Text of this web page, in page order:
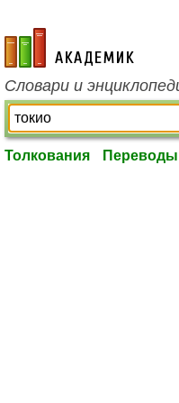
academic.ru
Словари и
Толкования Переводы